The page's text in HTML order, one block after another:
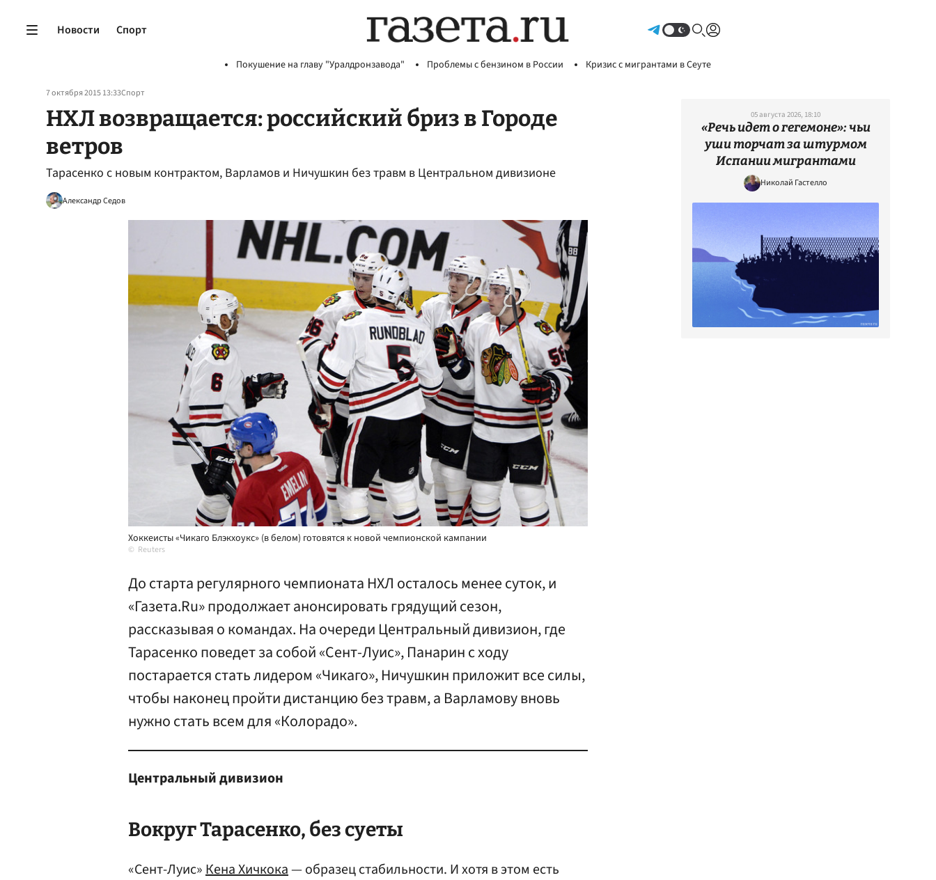
Новости Спорт
Покушение на главу "Уралдронзавода" Проблемы с бензином в России Кризис с мигрантами в Сеуте
7 октября 2015 13:33Спорт
НХЛ возвращается: российский бриз в Городе
ветров
Тарасенко с новым контрактом, Варламов и Ничушкин без травм в Центральном дивизионе
Александр Седов
Хоккеисты «Чикаго Блэкхоукс» (в белом) готовятся к новой чемпионской кампании
Reuters
До старта регулярного чемпионата НХЛ осталось менее суток, и
«Газета.Ru» продолжает анонсировать грядущий сезон,
рассказывая о командах. На очереди Центральный дивизион, где
Тарасенко поведет за собой «Сент-Луис», Панарин с ходу
постарается стать лидером «Чикаго», Ничушкин приложит все силы,
чтобы наконец пройти дистанцию без травм, а Варламову вновь
нужно стать всем для «Колорадо».
Центральный дивизион
Вокруг Тарасенко, без суеты
«Сент-Луис»Кена Хичкока— образец стабильности. И хотя в этом есть
05 августа 2026, 18:10
«Речь идет о гегемоне»: чьи
уши торчат за штурмом
Испании мигрантами
Николай Гастелло